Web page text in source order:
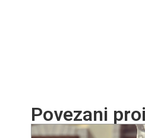
Povezani